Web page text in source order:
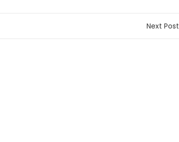
Next Post